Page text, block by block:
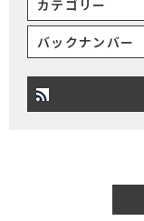
カテゴリー
バックナンバー